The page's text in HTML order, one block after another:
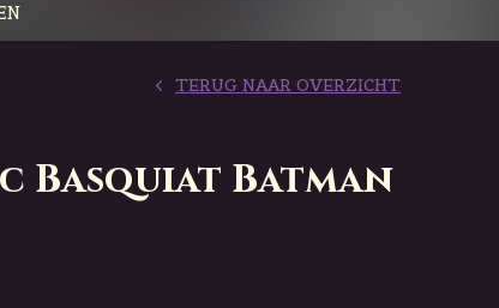
Basquiat Batman
TERUG NAAR OVERZICHT